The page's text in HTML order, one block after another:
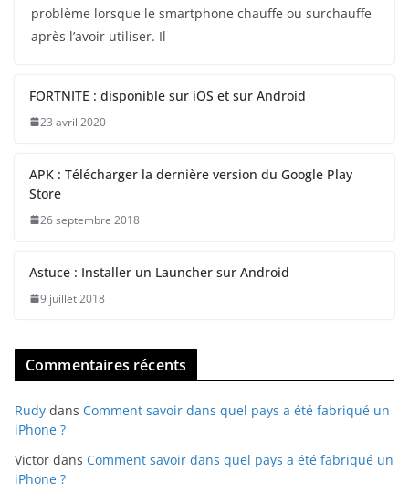
problème lorsque le smartphone chauffe ou surchauffe
après l’avoir utiliser. Il
FORTNITE : disponible sur iOS et sur Android
23 avril 2020
APK : Télécharger la dernière version du Google Play
Store
26 septembre 2018
Astuce : Installer un Launcher sur Android
9 juillet 2018
Commentaires récents
Rudy dans Comment savoir dans quel pays a été fabriqué un
iPhone ?
Victor dans Comment savoir dans quel pays a été fabriqué un
iPhone ?